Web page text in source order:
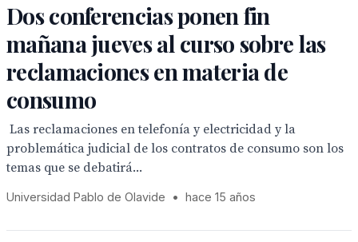
Dos conferencias ponen fin
mañana jueves al curso sobre las
reclamaciones en materia de
consumo
 Las reclamaciones en telefonía y electricidad y la
problemática judicial de los contratos de consumo son los
temas que se debatirá...
Universidad Pablo de Olavide • hace 15 años